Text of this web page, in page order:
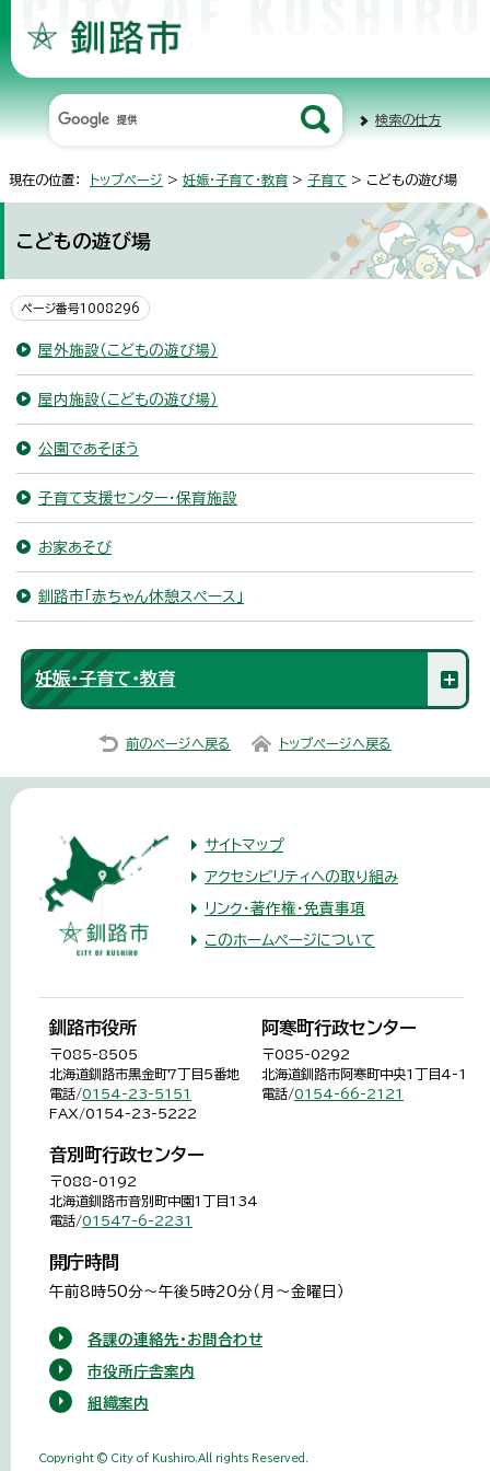
検索の仕方
現在の位置： トップページ > 妊娠・子育て・教育 > 子育て > こどもの遊び場
こどもの遊び場
ページ番号1008296
屋外施設（こどもの遊び場）
屋内施設（こどもの遊び場）
公園であそぼう
子育て支援センター・保育施設
お家あそび
釧路市「赤ちゃん休憩スペース」
妊娠・子育て・教育
前のページへ戻る トップページへ戻る
サイトマップ
アクセシビリティへの取り組み
リンク・著作権・免責事項
このホームページについて
釧路市役所
〒085-8505
北海道釧路市黒金町7丁目5番地
電話/0154-23-5151
FAX/0154-23-5222
阿寒町行政センター
〒085-0292
北海道釧路市阿寒町中央1丁目4-1
電話/0154-66-2121
音別町行政センター
〒088-0192
北海道釧路市音別町中園1丁目134
電話/01547-6-2231
開庁時間
午前8時50分～午後5時20分（月～金曜日）
各課の連絡先・お問合わせ
市役所庁舎案内
組織案内
Copyright © City of Kushiro,All rights Reserved.